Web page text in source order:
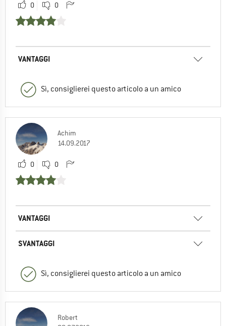
0 0
VANTAGGI
Sì, consiglierei questo articolo a un amico
Achim
14.09.2017
0 0
VANTAGGI
SVANTAGGI
Sì, consiglierei questo articolo a un amico
Robert